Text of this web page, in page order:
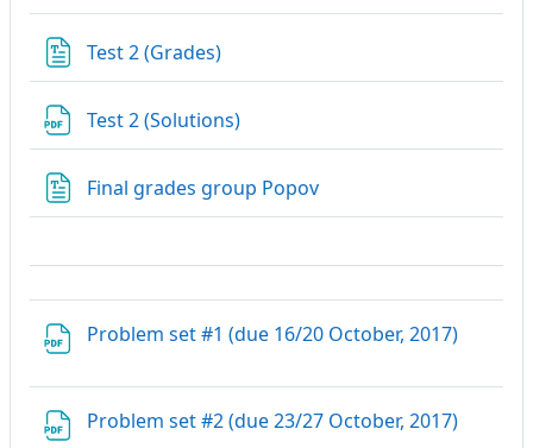
Test 2 (Grades)
Test 2 (Solutions)
Final grades group Popov
Problem set #1 (due 16/20 October, 2017)Datei
Problem set #2 (due 23/27 October, 2017)Datei